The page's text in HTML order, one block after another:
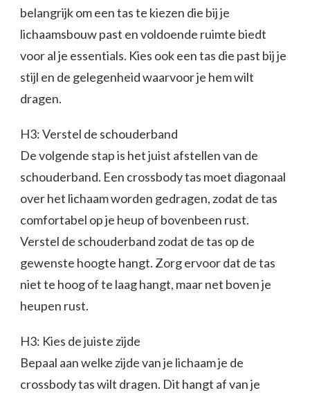
belangrijk om een tas te kiezen die bij je
lichaamsbouw past en voldoende ruimte biedt
voor al je essentials. Kies ook een tas die past bij je
stijl en de gelegenheid waarvoor je hem wilt
dragen.
H3: Verstel de schouderband
De volgende stap is het juist afstellen van de
schouderband. Een crossbody tas moet diagonaal
over het lichaam worden gedragen, zodat de tas
comfortabel op je heup of bovenbeen rust.
Verstel de schouderband zodat de tas op de
gewenste hoogte hangt. Zorg ervoor dat de tas
niet te hoog of te laag hangt, maar net boven je
heupen rust.
H3: Kies de juiste zijde
Bepaal aan welke zijde van je lichaam je de
crossbody tas wilt dragen. Dit hangt af van je